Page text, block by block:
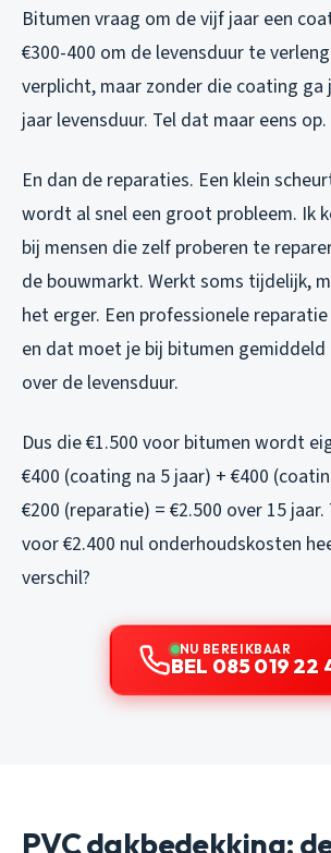
Bitumen vraag om de vijf jaar een
€300-400 om de levensduur te
verplicht, maar zonder die coating ga
jaar levensduur. Tel dat maar eens op.
En dan de reparaties. Een klein
wordt al snel een groot probleem. Ik
bij mensen die zelf proberen te
de bouwmarkt. Werkt soms tijdelijk,
het erger. Een professionele
en dat moet je bij bitumen
over de levensduur.
Dus die €1.500 voor bitumen wordt
€400 (coating na 5 jaar) + €400
€200 (reparatie) = €2.500 over 15 jaar.
voor €2.400 nul onderhoudskosten
verschil?
NU BEREIKBAAR
BEL 085 019 22
PVC dakbedekking: